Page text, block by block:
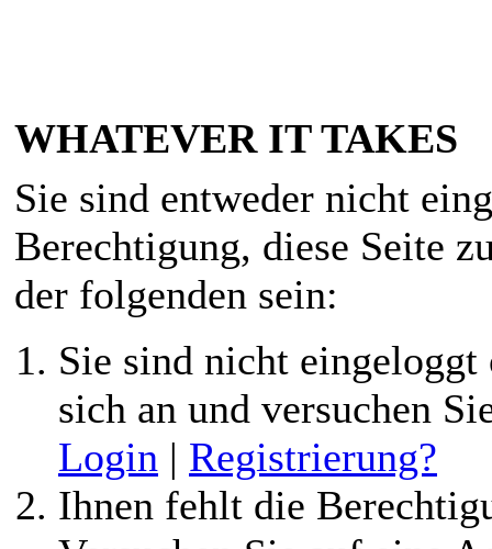
WHATEVER IT TAKES
Sie sind entweder nicht
Berechtigung, diese Seite
der folgenden sein:
Sie sind nicht
sich an und versuchen
Login | Registrierung?
Ihnen fehlt die